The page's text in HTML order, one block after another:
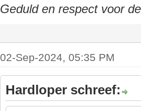
Geduld en respect voor
02-Sep-2024, 05:35 PM
Hardloper schreef: